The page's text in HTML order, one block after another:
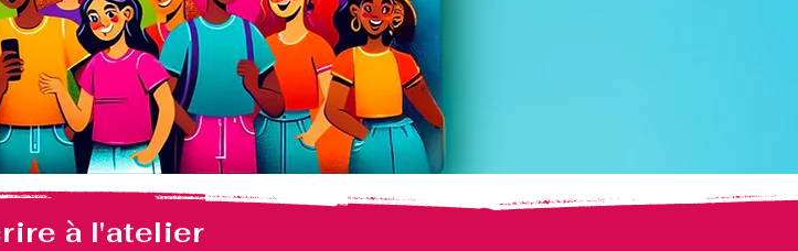
à l'atelier